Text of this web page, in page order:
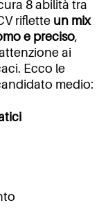
8 abilità tra
riflette un mix
e preciso,
ai
Ecco le
medio: